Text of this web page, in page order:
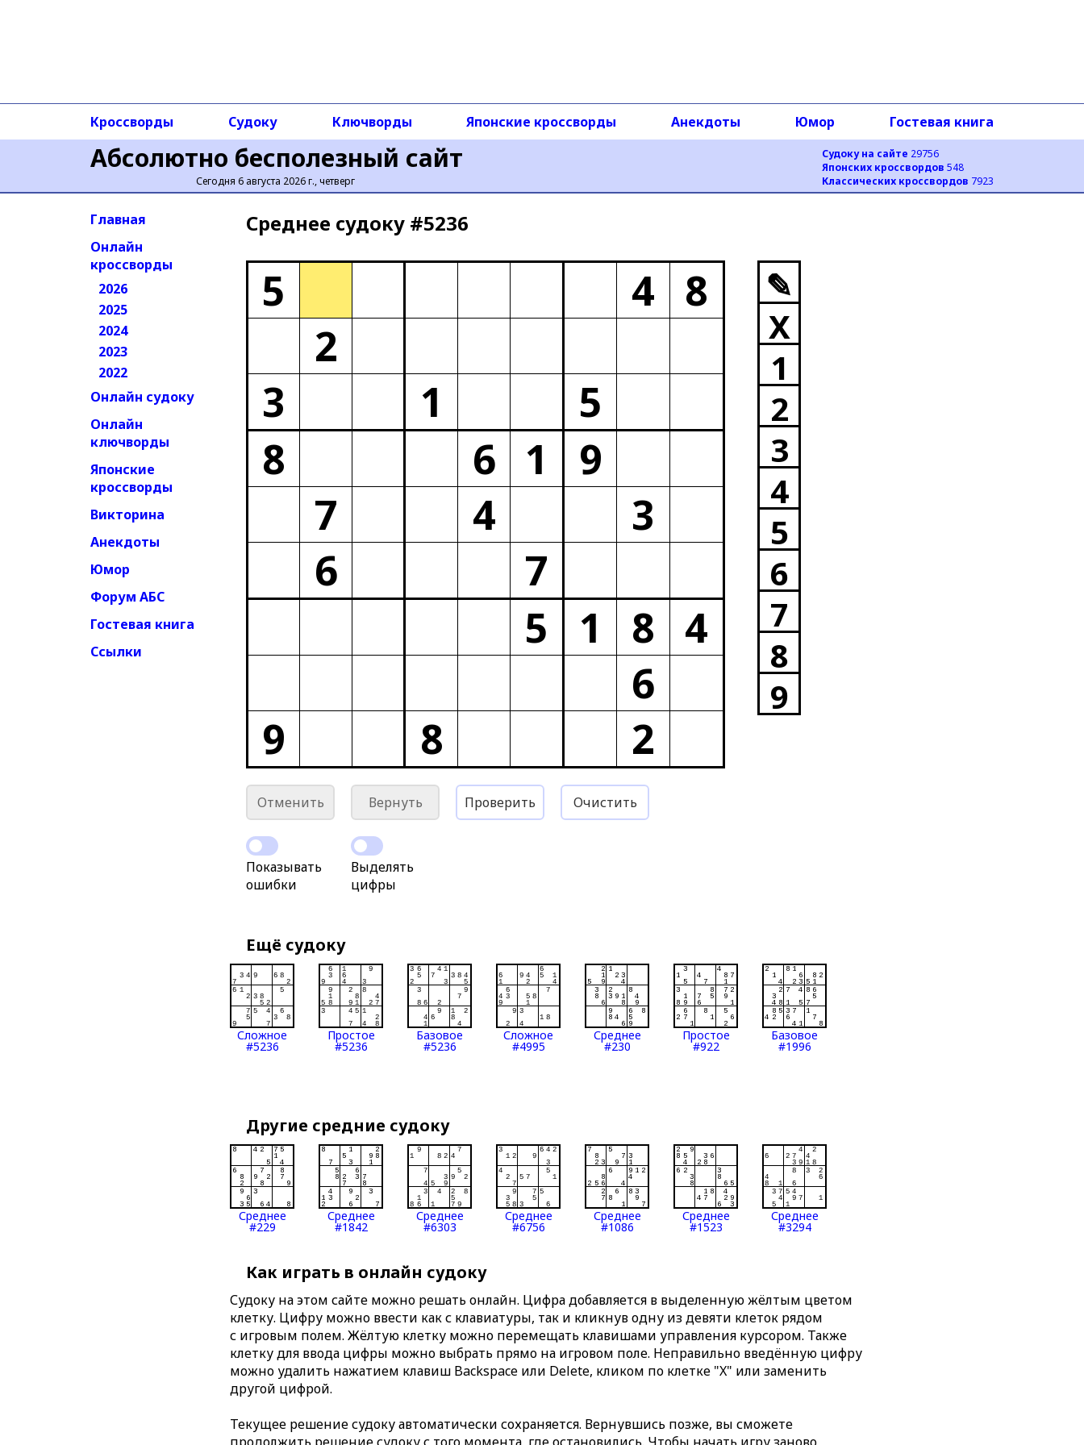
Абсолютно бесполезный сайт
Сегодня 6 августа 2026 г., четверг
Судоку на сайте 29756
Японских кроссвордов 548
Классических кроссвордов 7923
Кроссворды Судоку Ключворды Японские кроссворды Анекдоты Юмор Гостевая книга
Главная
Онлайн
кроссворды
2026
2025
2024
2023
2022
Онлайн судоку
Онлайн
ключворды
Японские
кроссворды
Викторина
Анекдоты
Юмор
Форум АБС
Гостевая книга
Ссылки
Среднее cудоку #5236
5 4 8
2
3
1
5
8
6 1
9
7
4
3
6
7
5
1 8 4
6
9
8 2
✎
X
1
2
3
4
5
6
7
8
9
Отменить Вернуть Проверить Очистить
Показывать
ошибки
Выделять
цифры
Ещё судоку
Сложное
#5236
Простое
#5236
Базовое
#5236
Сложное
#4995
Среднее
#230
Простое
#922
Базовое
#1996
Другие средние судоку
Среднее
#229
Среднее
#1842
Среднее
#6303
Среднее
#6756
Среднее
#1086
Среднее
#1523
Среднее
#3294
Как играть в онлайн судоку
Судоку на этом сайте можно решать онлайн. Цифра добавляется в выделенную жёлтым цветом
клетку. Цифру можно ввести как с клавиатуры, так и кликнув одну из девяти клеток рядом
с игровым полем. Жёлтую клетку можно перемещать клавишами управления курсором. Также
клетку для ввода цифры можно выбрать прямо на игровом поле. Неправильно введённую цифру
можно удалить нажатием клавиш Backspace или Delete, кликом по клетке "X" или заменить
другой цифрой.
Текущее решение судоку автоматически сохраняется. Вернувшись позже, вы сможете